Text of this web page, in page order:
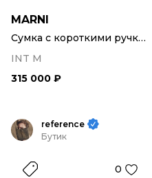
MARNI
Сумка с короткими ручками
INT M
315 000 ₽
reference
Бутик
0